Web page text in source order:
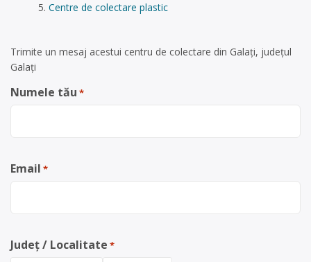
Centre de colectare plastic
Trimite un mesaj acestui centru de colectare din Galați, județul
Galați
Numele tău *
Email *
Județ / Localitate *